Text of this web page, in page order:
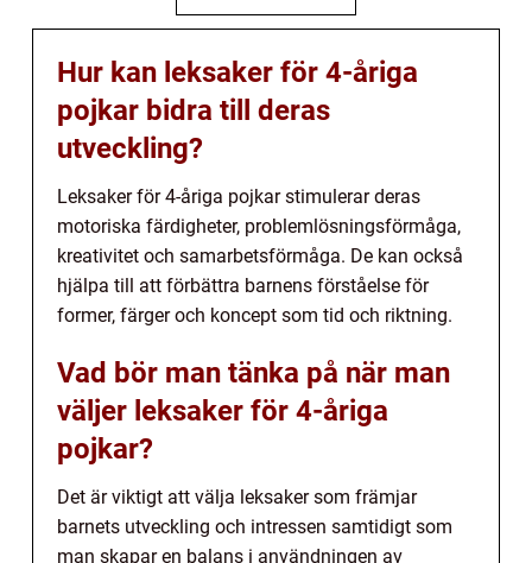
Hur kan leksaker för 4-åriga
pojkar bidra till deras
utveckling?
Leksaker för 4-åriga pojkar stimulerar deras
motoriska färdigheter, problemlösningsförmåga,
kreativitet och samarbetsförmåga. De kan också
hjälpa till att förbättra barnens förståelse för
former, färger och koncept som tid och riktning.
Vad bör man tänka på när man
väljer leksaker för 4-åriga
pojkar?
Det är viktigt att välja leksaker som främjar
barnets utveckling och intressen samtidigt som
man skapar en balans i användningen av